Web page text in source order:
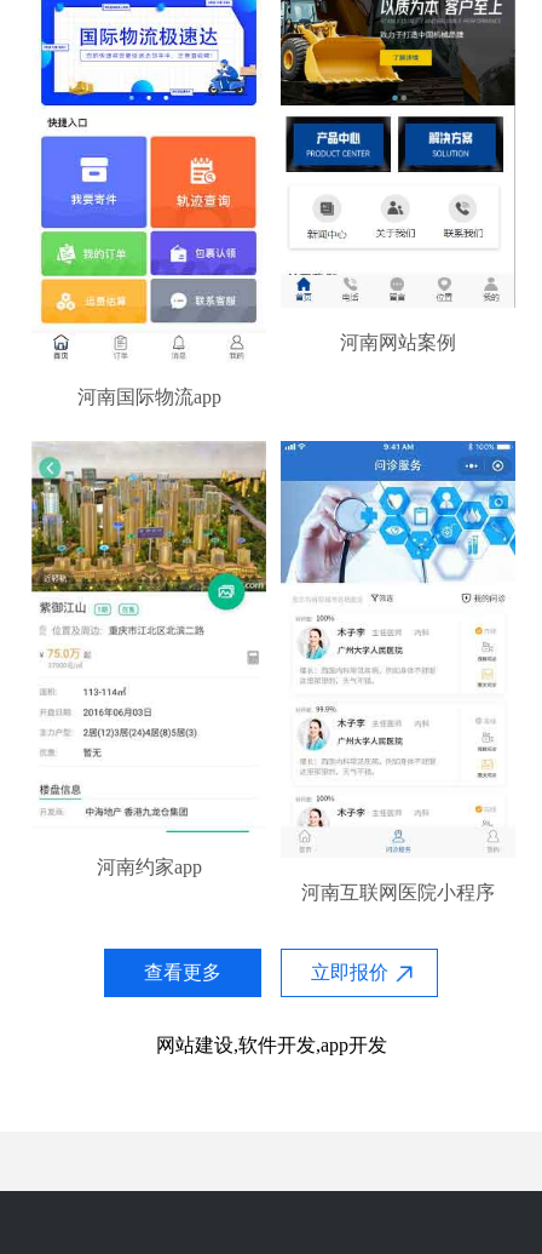
河南国际物流app
河南网站案例
河南约家app
河南互联网医院小程序
查看更多 立即报价
网站建设,软件开发,app开发